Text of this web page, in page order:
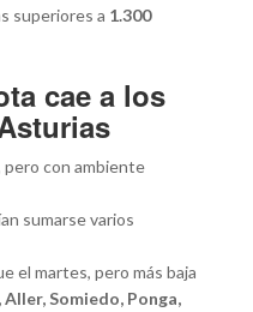
superiores a 1.300
cae a los
pero con ambiente
sumarse varios
el martes, pero más baja
Aller, Somiedo, Ponga,